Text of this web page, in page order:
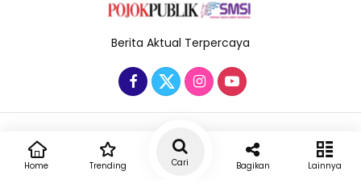
Berita Aktual Terpercaya
Copyright @2025 Pojok Publik All Rights Reserved
Home Trending Cari Bagikan Lainnya